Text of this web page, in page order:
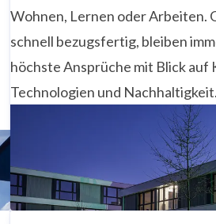
Wohnen, Lernen oder Arbeiten.
schnell bezugsfertig, bleiben
höchste Ansprüche mit Blick auf
Technologien und Nachhaltigkeit.